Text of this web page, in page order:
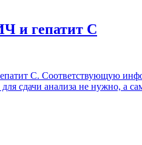
и гепатит С
C. Соответствующую
сдачи анализа не нужно, а